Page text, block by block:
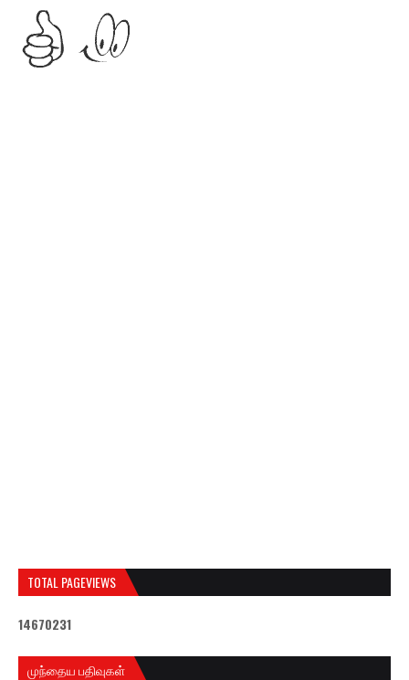
TOTAL PAGEVIEWS
14670231
முந்தைய பதிவுகள்